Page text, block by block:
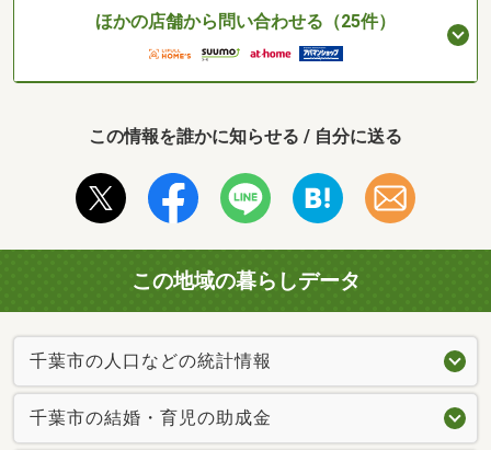
ほかの店舗から問い合わせる（25件）
この情報を誰かに知らせる / 自分に送る
この地域の暮らしデータ
千葉市の人口などの統計情報
千葉市の結婚・育児の助成金